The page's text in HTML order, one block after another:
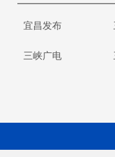
宜昌发布
三峡广电